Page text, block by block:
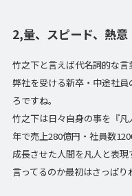
2,量、スピード、熱意
竹之下と言えば代名詞的な言
弊社を受ける新卒・中途社
ろですね。
竹之下は日々自身の事を『
年で売上280億円・社員数
成長させた人間を凡人と表
言ってるのか最初はさっぱり